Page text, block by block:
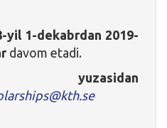
yil 1-dekabrdan 2019-
davom etadi.